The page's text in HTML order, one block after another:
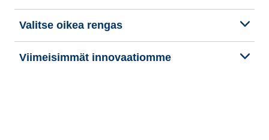
Valitse oikea rengas
Viimeisimmät innovaatiomme